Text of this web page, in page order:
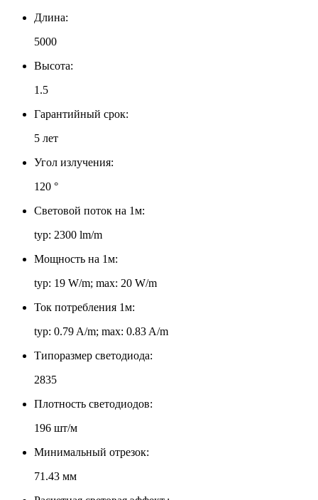
Длина:
5000
Высота:
1.5
Гарантийный срок:
5 лет
Угол излучения:
120 °
Световой поток на 1м:
typ: 2300 lm/m
Мощность на 1м:
typ: 19 W/m; max: 20 W/m
Ток потребления 1м:
typ: 0.79 A/m; max: 0.83 A/m
Типоразмер светодиода:
2835
Плотность светодиодов:
196 шт/м
Минимальный отрезок:
71.43 мм